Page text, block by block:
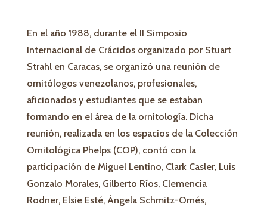
En el año 1988, durante el II Simposio
Internacional de Crácidos organizado por Stuart
Strahl en Caracas, se organizó una reunión de
ornitólogos venezolanos, profesionales,
aficionados y estudiantes que se estaban
formando en el área de la ornitología. Dicha
reunión, realizada en los espacios de la Colección
Ornitológica Phelps (COP), contó con la
participación de Miguel Lentino, Clark Casler, Luis
Gonzalo Morales, Gilberto Ríos, Clemencia
Rodner, Elsie Esté, Ángela Schmitz-Ornés,